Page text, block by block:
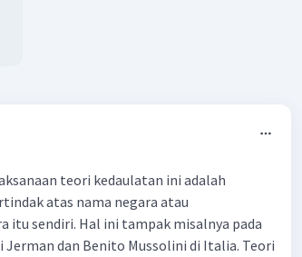
teori kedaulatan ini adalah
atas nama negara atau
itu sendiri. Hal ini tampak misalnya pada
dan Benito Mussolini di Italia. Teori